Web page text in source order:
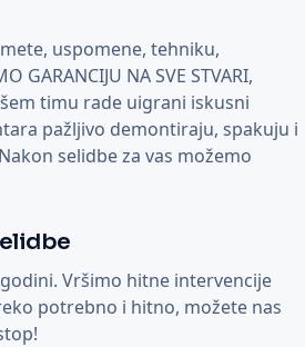
uspomene, tehniku,
GARANCIJU NA SVE STVARI,
timu rade uigrani iskusni
pažljivo demontiraju, spakuju i
selidbe za vas možemo
godini. Vršimo hitne intervencije
potrebno i hitno, možete nas